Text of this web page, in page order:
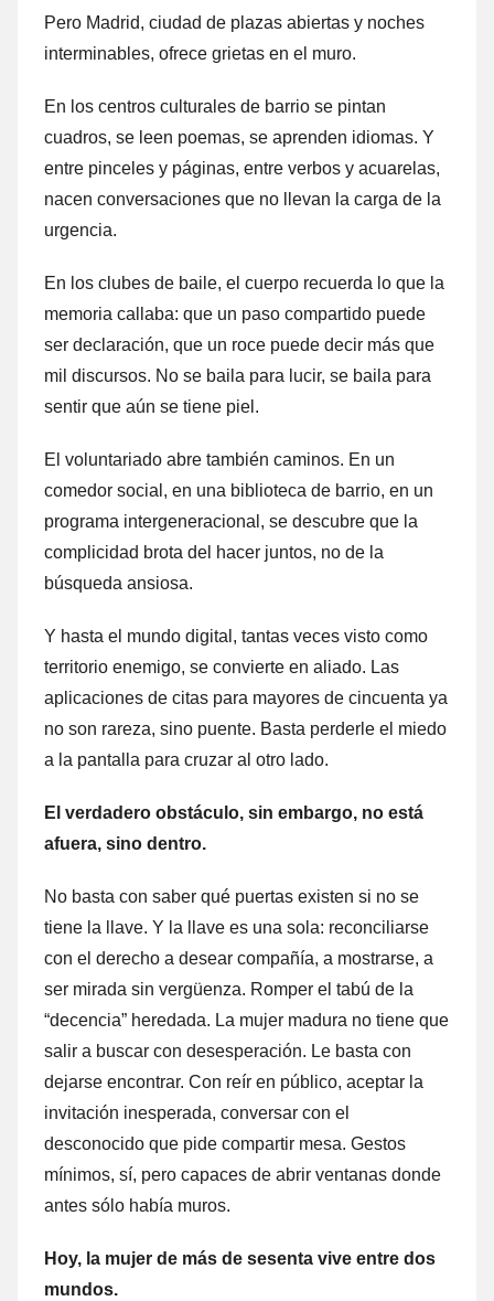
Pero Madrid, ciudad de plazas abiertas y noches
interminables, ofrece grietas en el muro.
En los centros culturales de barrio se pintan
cuadros, se leen poemas, se aprenden idiomas. Y
entre pinceles y páginas, entre verbos y acuarelas,
nacen conversaciones que no llevan la carga de la
urgencia.
En los clubes de baile, el cuerpo recuerda lo que la
memoria callaba: que un paso compartido puede
ser declaración, que un roce puede decir más que
mil discursos. No se baila para lucir, se baila para
sentir que aún se tiene piel.
El voluntariado abre también caminos. En un
comedor social, en una biblioteca de barrio, en un
programa intergeneracional, se descubre que la
complicidad brota del hacer juntos, no de la
búsqueda ansiosa.
Y hasta el mundo digital, tantas veces visto como
territorio enemigo, se convierte en aliado. Las
aplicaciones de citas para mayores de cincuenta ya
no son rareza, sino puente. Basta perderle el miedo
a la pantalla para cruzar al otro lado.
El verdadero obstáculo, sin embargo, no está
afuera, sino dentro.
No basta con saber qué puertas existen si no se
tiene la llave. Y la llave es una sola: reconciliarse
con el derecho a desear compañía, a mostrarse, a
ser mirada sin vergüenza. Romper el tabú de la
“decencia” heredada. La mujer madura no tiene que
salir a buscar con desesperación. Le basta con
dejarse encontrar. Con reír en público, aceptar la
invitación inesperada, conversar con el
desconocido que pide compartir mesa. Gestos
mínimos, sí, pero capaces de abrir ventanas donde
antes sólo había muros.
Hoy, la mujer de más de sesenta vive entre dos
mundos.